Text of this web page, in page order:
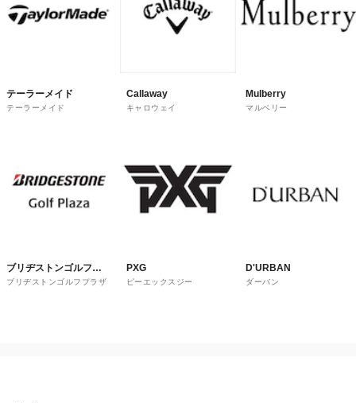
テーラーメイド
テーラーメイド
Callaway
キャロウェイ
Mulberry
マルベリー
ブリヂストンゴルフプ
ラザ
ブリヂストンゴルフプラザ
PXG
ピーエックスジー
D'URBAN
ダーバン